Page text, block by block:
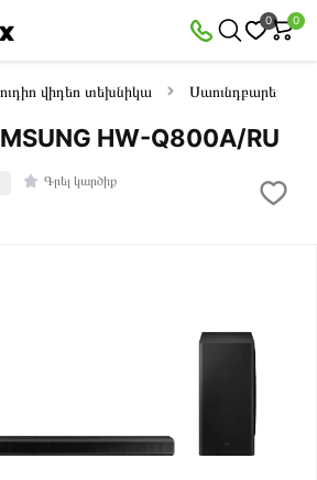
0 0
վիդեո տեխնիկա Սաունդբարեր
HW-Q800A/RU
Գրել կարծիք